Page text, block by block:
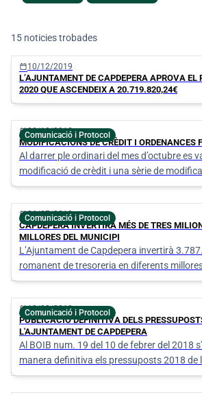
15 noticies trobades
Llistat de notícies
calendar_today10/12/2019
L’AJUNTAMENT DE CAPDEPERA APROVA EL
2020 QUE ASCENDEIX A 20.719.820,24€
Comunicació i Protocol
calendar_today08/10/2018
MODIFICACIONS DE CRÈDIT I ORDENANCES
Al darrer ple ordinari del mes d’octubre es
modificació de crèdit i una sèrie de
fiscals existents.
Comunicació i Protocol
calendar_today06/07/2018
CAPDEPERA INVERTIRÀ MÉS DE TRES
MILLORES DEL MUNICIPI
L’Ajuntament de Capdepera invertirà
romanent de tresoreria en diferents
Comunicació i Protocol
calendar_today12/02/2018
PUBLICACIÓ DEFINITIVA DELS
L'AJUNTAMENT DE CAPDEPERA
Al BOIB num. 19 del 10 de febrer del 2018
manera definitiva els pressuposts 2018 de
Capdepera.